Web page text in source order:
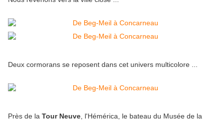
Deux cormorans se reposent dans cet univers multicolore ...
Près de la Tour Neuve , l'Hémérica, le bateau du Musée de la